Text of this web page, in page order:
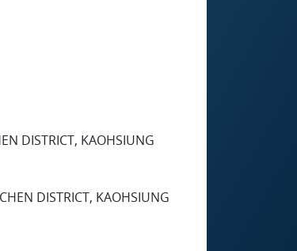
DISTRICT, KAOHSIUNG
DISTRICT, KAOHSIUNG